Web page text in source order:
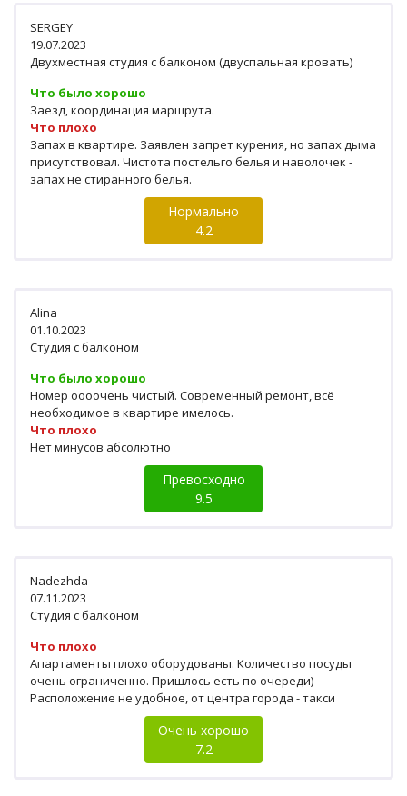
SERGEY
19.07.2023
Двухместная студия с балконом (двуспальная кровать)
Что было хорошо
Заезд, координация маршрута.
Что плохо
Запах в квартире. Заявлен запрет курения, но запах дыма
присутствовал. Чистота постельго белья и наволочек -
запах не стиранного белья.
Нормально
4.2
Alina
01.10.2023
Студия с балконом
Что было хорошо
Номер оооочень чистый. Современный ремонт, всё
необходимое в квартире имелось.
Что плохо
Нет минусов абсолютно
Превосходно
9.5
Nadezhda
07.11.2023
Студия с балконом
Что плохо
Апартаменты плохо оборудованы. Количество посуды
очень ограниченно. Пришлось есть по очереди)
Расположение не удобное, от центра города - такси
Очень хорошо
7.2